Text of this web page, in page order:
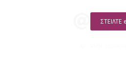
ΣΤΕΙΛΤΕ